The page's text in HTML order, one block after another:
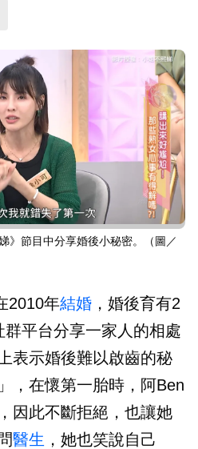
》節目中分享婚後小秘密。（圖／
2010年結婚 ，婚後育有2
平台分享一家人的相處
表示婚後難以啟齒的秘
，在懷第一胎時，阿Ben
因此不斷拒絕，也讓她
醫生 ，她也笑說自己